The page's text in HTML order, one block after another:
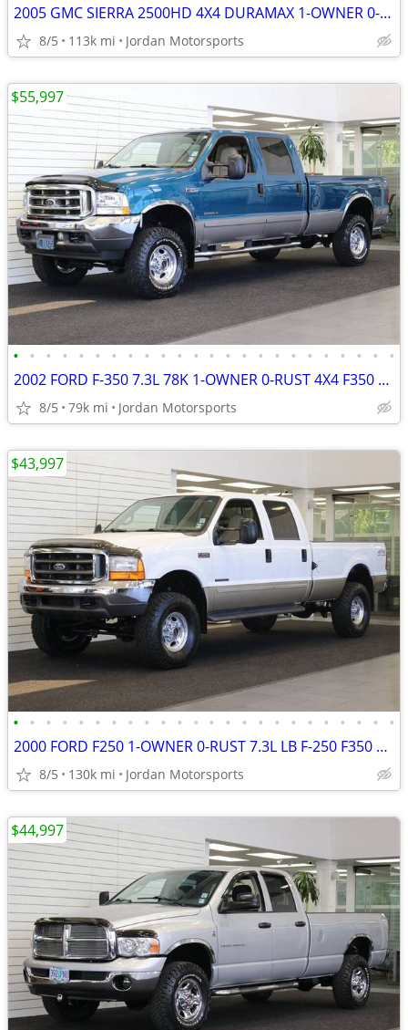
2005 GMC SIERRA 2500HD 4X4 DURAMAX 1-OWNER 0-RUST silverado 2006 2004
8/5 113k mi Jordan Motorsports
• • • • • • • • • • • • • • • • • • • • • • • •
2002 FORD F-350 7.3L 78K 1-OWNER 0-RUST 4X4 F350 F250 2003 2001 2000
8/5 79k mi Jordan Motorsports
$55,997
• • • • • • • • • • • • • • • • • • • • • • • •
2000 FORD F250 1-OWNER 0-RUST 7.3L LB F-250 F350 1999 2001 2002 2003
8/5 130k mi Jordan Motorsports
$43,997
$44,997